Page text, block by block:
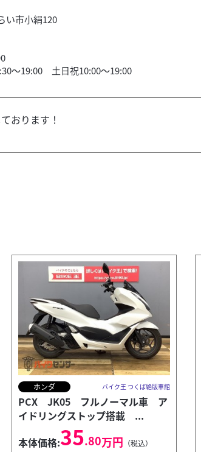
い市小絹120
～19:00 土日祝10:00～19:00
おります！
ホンダ バイク王 つくば絶版車館
PCX JK05 フルノーマル車 ア
イドリングストップ搭載 ...
本体価格:35.80万円 （税込）